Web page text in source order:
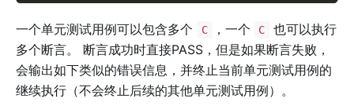
一个单元测试用例可以包含多个 C ，一个 C
也可以执行
多个断言。 断言成功时直接PASS，但是如果断言失败，
会输出如下类似的错误信息，并终止当前单元测试用例的
继续执行（不会终止后续的其他单元测试用例）。